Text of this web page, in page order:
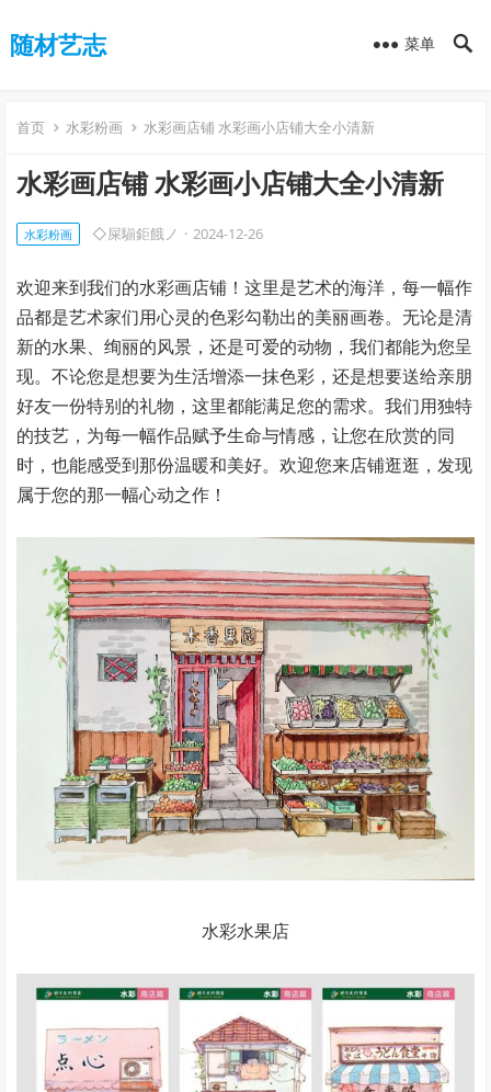
随材艺志 菜单
首页 水彩粉画 水彩画店铺 水彩画小店铺大全小清新
水彩画店铺 水彩画小店铺大全小清新
水彩粉画 ◇屎騚鉅餓ノ · 2024-12-26
欢迎来到我们的水彩画店铺！这里是艺术的海洋，每一幅作
品都是艺术家们用心灵的色彩勾勒出的美丽画卷。无论是清
新的水果、绚丽的风景，还是可爱的动物，我们都能为您呈
现。不论您是想要为生活增添一抹色彩，还是想要送给亲朋
好友一份特别的礼物，这里都能满足您的需求。我们用独特
的技艺，为每一幅作品赋予生命与情感，让您在欣赏的同
时，也能感受到那份温暖和美好。欢迎您来店铺逛逛，发现
属于您的那一幅心动之作！
水彩水果店